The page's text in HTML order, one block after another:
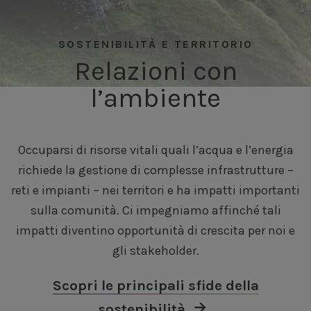
SOSTENIBILITÀ E TERRITORIO
Relazioni con
l’ambiente
Occuparsi di risorse vitali quali l’acqua e l’energia
richiede la gestione di complesse infrastrutture –
reti e impianti – nei territori e ha impatti importanti
sulla comunità. Ci impegniamo affinché tali
impatti diventino opportunità di crescita per noi e
gli stakeholder.
Scopri le principali sfide della